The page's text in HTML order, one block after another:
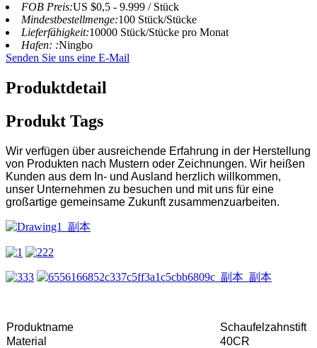
FOB Preis:US $0,5 - 9.999 / Stück
Mindestbestellmenge:100 Stück/Stücke
Lieferfähigkeit:10000 Stück/Stücke pro Monat
Hafen: :Ningbo
Senden Sie uns eine E-Mail
Produktdetail
Produkt Tags
Wir verfügen über ausreichende Erfahrung in der Herstellung
von Produkten nach Mustern oder Zeichnungen. Wir heißen
Kunden aus dem In- und Ausland herzlich willkommen,
unser Unternehmen zu besuchen und mit uns für eine
großartige gemeinsame Zukunft zusammenzuarbeiten.
Produktname
Schaufelzahnstift
Material
40CR